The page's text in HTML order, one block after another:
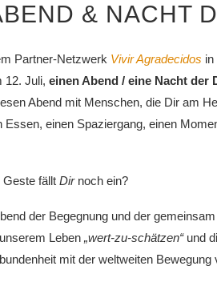
& NACHT
Partner-Netzwerk Vivir Agradecidos
12. Juli, einen Abend / eine Nacht der
Abend mit Menschen, die Dir am
Essen, einen Spaziergang, einen
fällt Dir noch ein?
der Begegnung und der
Leben „wert-zu-schätzen“ und
mit der weltweiten Bewegung